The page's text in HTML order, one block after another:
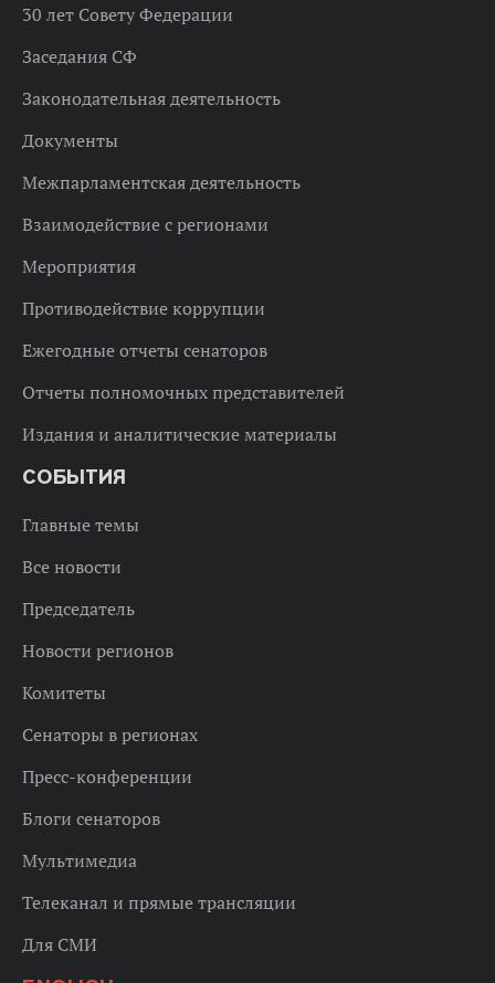
30 лет Совету Федерации
Заседания СФ
Законодательная деятельность
Документы
Межпарламентская деятельность
Взаимодействие с регионами
Мероприятия
Противодействие коррупции
Ежегодные отчеты сенаторов
Отчеты полномочных представителей
Издания и аналитические материалы
СОБЫТИЯ
Главные темы
Все новости
Председатель
Новости регионов
Комитеты
Сенаторы в регионах
Пресс-конференции
Блоги сенаторов
Мультимедиа
Телеканал и прямые трансляции
Для СМИ